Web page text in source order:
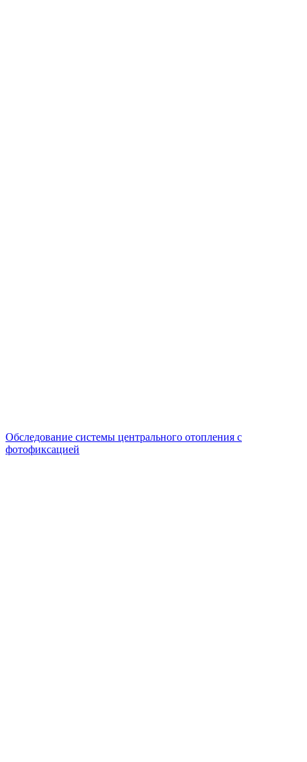
Обследование системы центрального отопления с
фотофиксацией